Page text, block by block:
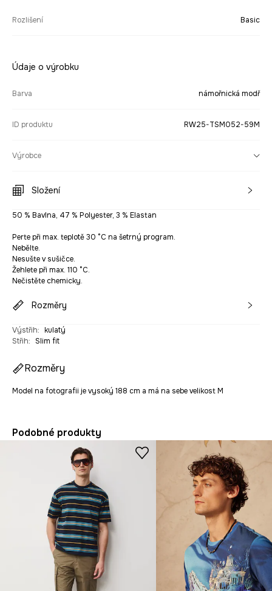
Rozlišení Basic
Údaje o výrobku
Barva námořnická modř
ID produktu RW25-TSM052-59M
Výrobce
Složení
50 % Bavlna, 47 % Polyester, 3 % Elastan
Perte při max. teplotě 30 °C na šetrný program.
Nebělte.
Nesušte v sušičce.
Žehlete při max. 110 °C.
Nečistěte chemicky.
Rozměry
Výstřih: kulatý
Střih: Slim fit
Rozměry
Model na fotografii je vysoký 188 cm a má na sebe velikost M
Podobné produkty